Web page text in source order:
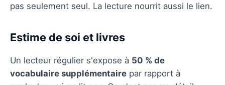
pas seulement seul. La lecture nourrit aussi le lien.
Estime de soi et livres
Un lecteur régulier s'expose à 50 % de
vocabulaire supplémentaire par rapport à